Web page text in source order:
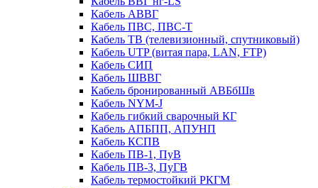
Кабель АВВГ
Кабель ПВС, ПВС-Т
Кабель ТВ (телевизионный, спутниковый)
Кабель UTP (витая пара, LAN, FTP)
Кабель СИП
Кабель ШВВГ
Кабель бронированный АВБбШв
Кабель NYM-J
Кабель гибкий сварочный КГ
Кабель АПБПП, АПУНП
Кабель КСПВ
Кабель ПВ-1, ПуВ
Кабель ПВ-3, ПуГВ
Кабель термостойкий РКГМ